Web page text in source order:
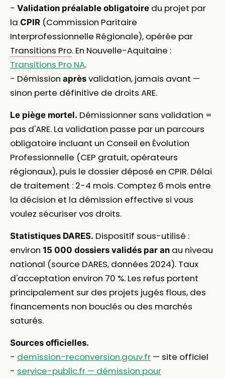
- Validation préalable obligatoire du projet par
la CPIR (Commission Paritaire
Interprofessionnelle Régionale), opérée par
Transitions Pro. En Nouvelle-Aquitaine :
Transitions Pro NA.
- Démission après validation, jamais avant —
sinon perte définitive de droits ARE.
Le piège mortel. Démissionner sans validation =
pas d'ARE. La validation passe par un parcours
obligatoire incluant un Conseil en Évolution
Professionnelle (CEP gratuit, opérateurs
régionaux), puis le dossier déposé en CPIR. Délai
de traitement : 2-4 mois. Comptez 6 mois entre
la décision et la démission effective si vous
voulez sécuriser vos droits.
Statistiques DARES. Dispositif sous-utilisé :
environ 15 000 dossiers validés par an au niveau
national (source DARES, données 2024). Taux
d'acceptation environ 70 %. Les refus portent
principalement sur des projets jugés flous, des
financements non bouclés ou des marchés
saturés.
Sources officielles.
- demission-reconversion.gouv.fr — site officiel
- service-public.fr — démission pour